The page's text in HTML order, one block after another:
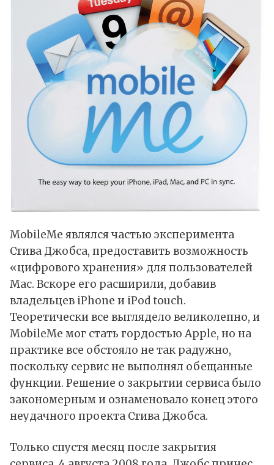
MobileMe являлся частью эксперимента
Стива Джобса, предоставить возможность
«цифрового хранения» для пользователей
Mac. Вскоре его расширили, добавив
владельцев iPhone и iPod touch.
Теоретически все выглядело великолепно, и
MobileMe мог стать гордостью Apple, но на
практике все обстояло не так радужно,
поскольку сервис не выполнял обещанные
функции. Решение о закрытии сервиса было
закономерным и ознаменовало конец этого
неудачного проекта Стива Джобса.
Только спустя месяц после закрытия